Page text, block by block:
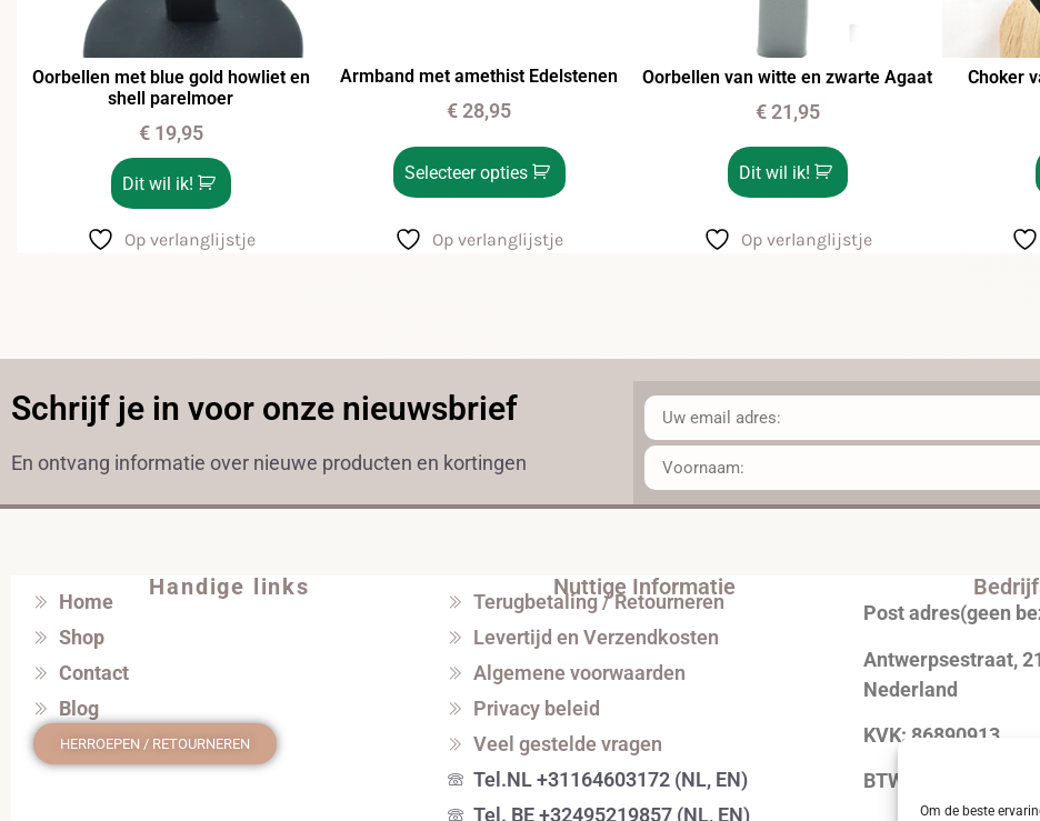
Om de beste
Oorbellen met blue gold howliet en
shell parelmoer
€19,95
Dit wil ik!
Op verlanglijstje
Armband met amethist Edelstenen
€28,95
Selecteer opties
Op verlanglijstje
Oorbellen van witte en zwarte Agaat
€21,95
Dit wil ik!
Op verlanglijstje
Choker
Schrijf je in voor onze nieuwsbrief
En ontvang informatie over nieuwe producten en kortingen
Handige links
Home
Shop
Contact
Blog
HERROEPEN / RETOURNEREN
Nuttige Informatie
Terugbetaling / Retourneren
Levertijd en Verzendkosten
Algemene voorwaarden
Privacy beleid
Veel gestelde vragen
Tel.NL +31164603172 (NL, EN)
Tel. BE +32495219857 (NL, EN)
Post adres(geen
Antwerpsestraat,
Nederland
KVK: 86890913
BTW: